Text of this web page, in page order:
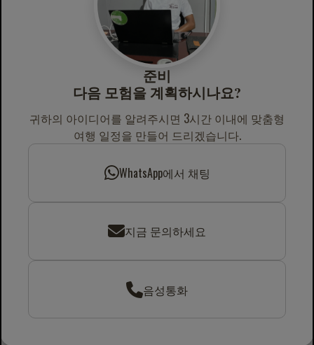
준비
다음 모험을 계획하시나요?
귀하의 아이디어를 알려주시면 3시간 이내에 맞춤형
여행 일정을 만들어 드리겠습니다.
WhatsApp에서 채팅
지금 문의하세요
음성통화